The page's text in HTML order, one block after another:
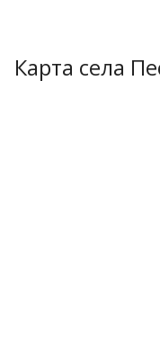
Карта села